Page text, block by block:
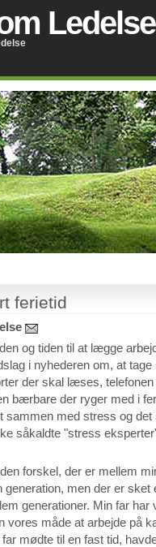
Ledelse
ferietid
og tiden til at lægge
i nyhederen om, at
der skal læses,
bærbare der ryger med i
med stress og det
såkaldte "stress
forskel, der er mellem
generation, men der er
generationer. Min far
vores måde at arbejde på
mødte til en fast tid,